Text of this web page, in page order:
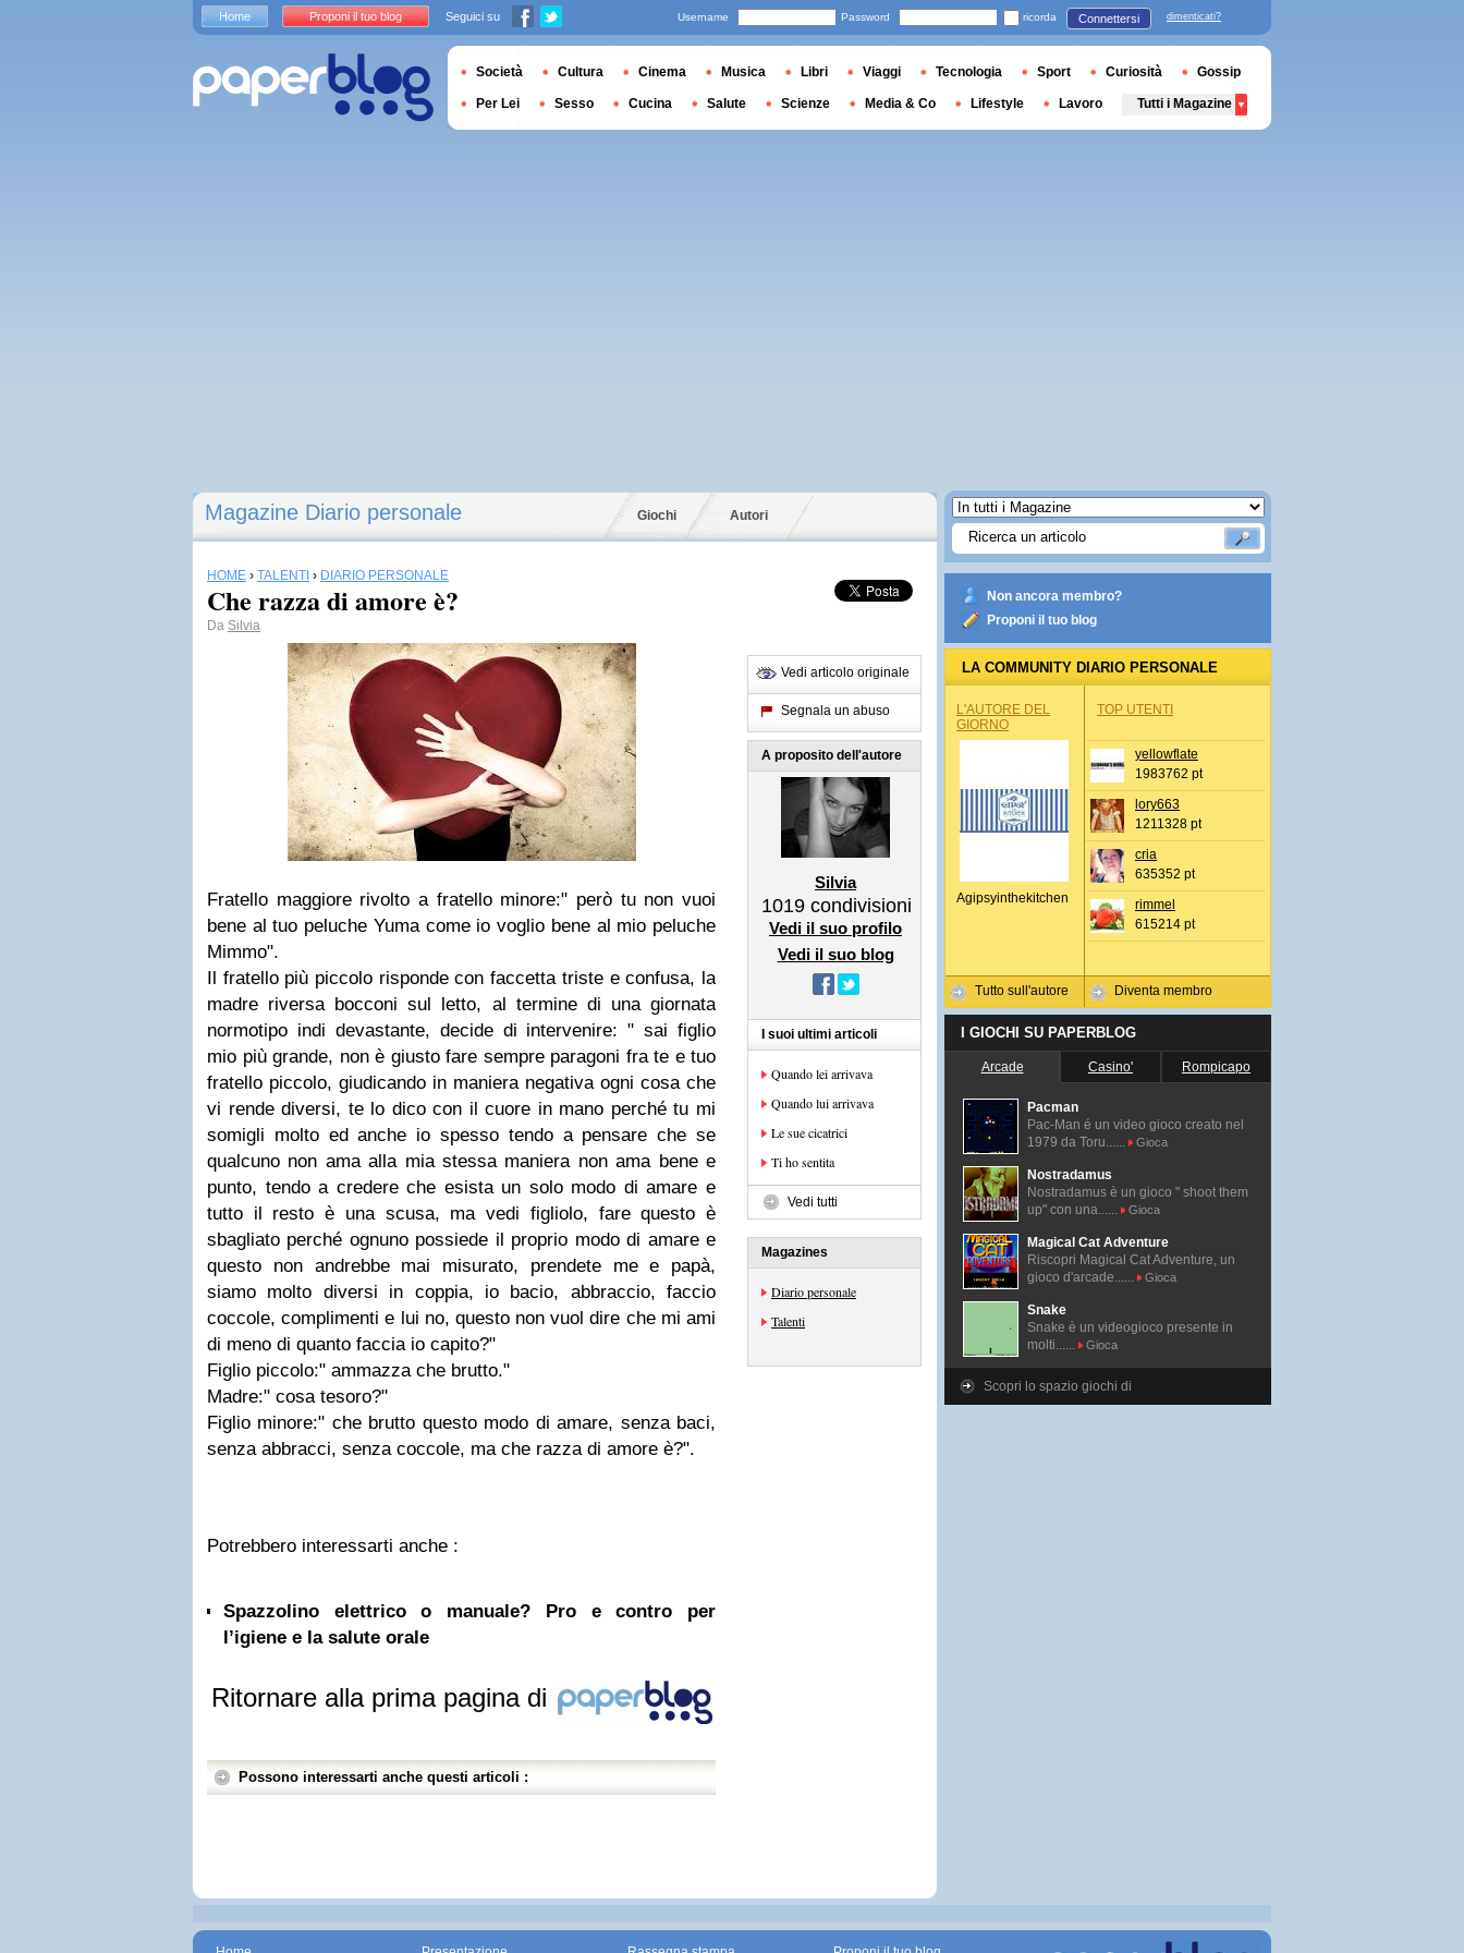
Magazine Diario personale Giochi Autori
HOME › TALENTI › DIARIO PERSONALE
Che razza di amore è?
Da Silvia
Fratello maggiore rivolto a fratello minore:" però tu non vuoi
bene al tuo peluche Yuma come io voglio bene al mio peluche
Mimmo".
Il fratello più piccolo risponde con faccetta triste e confusa, la
madre riversa bocconi sul letto, al termine di una giornata
normotipo indi devastante, decide di intervenire: " sai figlio
mio più grande, non è giusto fare sempre paragoni fra te e tuo
fratello piccolo, giudicando in maniera negativa ogni cosa che
vi rende diversi, te lo dico con il cuore in mano perché tu mi
somigli molto ed anche io spesso tendo a pensare che se
qualcuno non ama alla mia stessa maniera non ama bene e
punto, tendo a credere che esista un solo modo di amare e
tutto il resto è una scusa, ma vedi figliolo, fare questo è
sbagliato perché ognuno possiede il proprio modo di amare e
questo non andrebbe mai misurato, prendete me e papà,
siamo molto diversi in coppia, io bacio, abbraccio, faccio
coccole, complimenti e lui no, questo non vuol dire che mi ami
di meno di quanto faccia io capito?"
Figlio piccolo:" ammazza che brutto."
Madre:" cosa tesoro?"
Figlio minore:" che brutto questo modo di amare, senza baci,
senza abbracci, senza coccole, ma che razza di amore è?".
Potrebbero interessarti anche :
Spazzolino elettrico o manuale? Pro e contro per
l’igiene e la salute orale
Ritornare alla prima pagina di
Possono interessarti anche questi articoli :
Vedi articolo originale
Segnala un abuso
A proposito dell'autore
Silvia
1019 condivisioni
Vedi il suo profilo
Vedi il suo blog
I suoi ultimi articoli
Quando lei arrivava
Quando lui arrivava
Le sue cicatrici
Ti ho sentita
Vedi tutti
Magazines
Diario personale
Talenti
Non ancora membro?
Proponi il tuo blog
LA COMMUNITY DIARIO PERSONALE
L'AUTORE DEL
GIORNO
Agipsyinthekitchen
Tutto sull'autore
TOP UTENTI
yellowflate
1983762 pt
lory663
1211328 pt
cria
635352 pt
rimmel
615214 pt
Diventa membro
I GIOCHI SU PAPERBLOG
Arcade Casino' Rompicapo
Pacman
Pac-Man é un video gioco creato nel
1979 da Toru......
Gioca
Nostradamus
Nostradamus è un gioco " shoot them
up" con una......
Gioca
Magical Cat Adventure
Riscopri Magical Cat Adventure, un
gioco d'arcade......
Gioca
Snake
Snake è un videogioco presente in
molti......
Gioca
Scopri lo spazio giochi di
Home Proponi il tuo blog Seguici su Username Password ricorda Connettersi dimenticati?
Società Cultura Cinema Musica Libri Viaggi Tecnologia Sport Curiosità Gossip
Per Lei Sesso Cucina Salute Scienze Media & Co Lifestyle Lavoro Tutti i Magazine